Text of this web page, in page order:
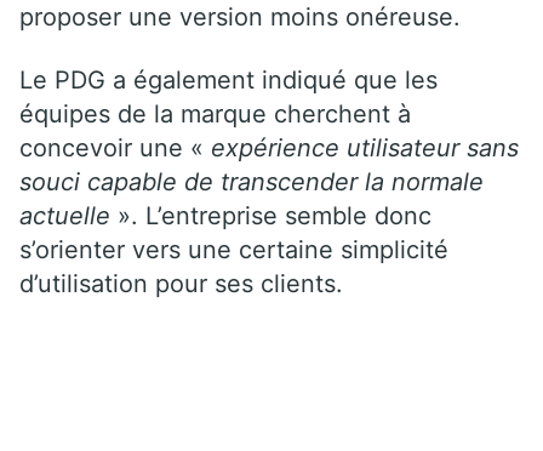
proposer une version moins onéreuse.
Le PDG a également indiqué que les
équipes de la marque cherchent à
concevoir une « expérience utilisateur sans
souci capable de transcender la normale
actuelle ». L’entreprise semble donc
s’orienter vers une certaine simplicité
d’utilisation pour ses clients.